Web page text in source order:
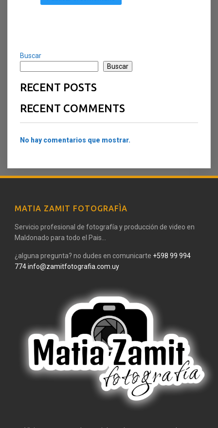
Buscar
Buscar
RECENT POSTS
RECENT COMMENTS
No hay comentarios que mostrar.
MATIA ZAMIT FOTOGRAFÌA
Servicio profesional de fotografía y producción de video en
Maldonado para todo el Pais...
¿alguna pregunta? no dudes en comunicarte +598 99 994
774info@zamitfotografia.com.uy